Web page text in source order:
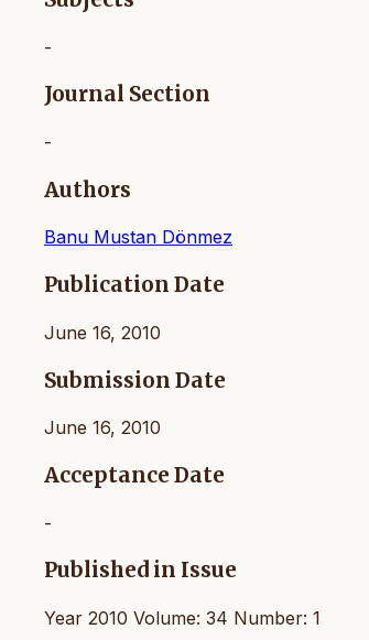
-
Journal Section
-
Authors
Banu Mustan Dönmez
Publication Date
June 16, 2010
Submission Date
June 16, 2010
Acceptance Date
-
Published in Issue
Year 2010 Volume: 34 Number: 1